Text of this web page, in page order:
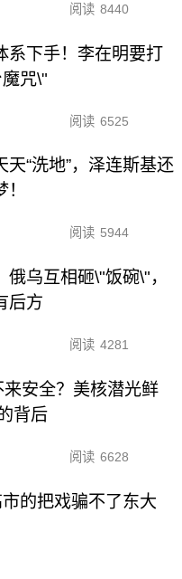
阅读 8440
系下手！李在明要打
咒\"
阅读 6525
天“洗地”，泽连斯基还
阅读 5944
俄乌互相砸\"饭碗\"，
后方
阅读 4281
安全？美核潜光鲜
背后
阅读 6628
的把戏骗不了东大